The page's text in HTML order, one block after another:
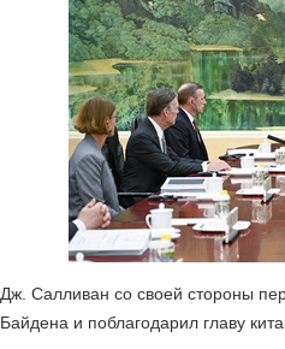
Дж. Салливан со своей стороны
Байдена и поблагодарил главу